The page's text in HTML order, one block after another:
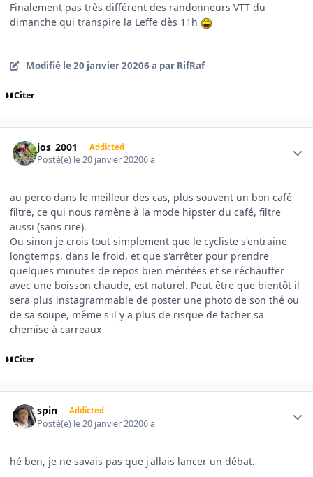
Finalement pas très différent des randonneurs VTT du
dimanche qui transpire la Leffe dès 11h
Modifié le 20 janvier 20206 a par RifRaf
Citer
jos_2001 Addicted
Posté(e) le 20 janvier 20206 a
au perco dans le meilleur des cas, plus souvent un bon café
filtre, ce qui nous ramène à la mode hipster du café, filtre
aussi (sans rire).
Ou sinon je crois tout simplement que le cycliste s'entraine
longtemps, dans le froid, et que s'arrêter pour prendre
quelques minutes de repos bien méritées et se réchauffer
avec une boisson chaude, est naturel. Peut-être que bientôt il
sera plus instagrammable de poster une photo de son thé ou
de sa soupe, même s'il y a plus de risque de tacher sa
chemise à carreaux
Citer
spin Addicted
Posté(e) le 20 janvier 20206 a
hé ben, je ne savais pas que j'allais lancer un débat.